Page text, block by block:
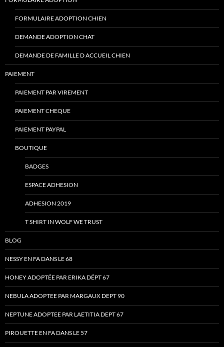
FORMULAIRE ADOPTION CHIEN
DEMANDE ADOPTION CHAT
DEMANDE DE FAMILLE D ACCUEIL CHIEN
PAIEMENT
PAIEMENT PAR VIREMENT
PAIEMENT CHEQUE
PAIEMENT PAYPAL
BOUTIQUE
BADGES
ESPACE ADHESION
ADHESION 2019
T SHIRT IN WOLF WE TRUST
BLOG
NESSY EN FA DANS LE 68
HONEY ADOPTÉE PAR ERIKA DÉPT 67
NEBULA ADOPTEE PAR MARGAUX DEPT 90
NEPTUNE ADOPTEE PAR LAETITIA DEPT 67
PIROUETTE EN FA DANS LE 57